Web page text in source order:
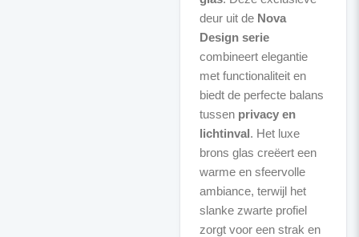
deur uit de Nova
Design serie
combineert elegantie
met functionaliteit en
biedt de perfecte balans
tussen privacy en
lichtinval. Het luxe
brons glas creëert een
warme en sfeervolle
ambiance, terwijl het
slanke zwarte profiel
zorgt voor een strak en